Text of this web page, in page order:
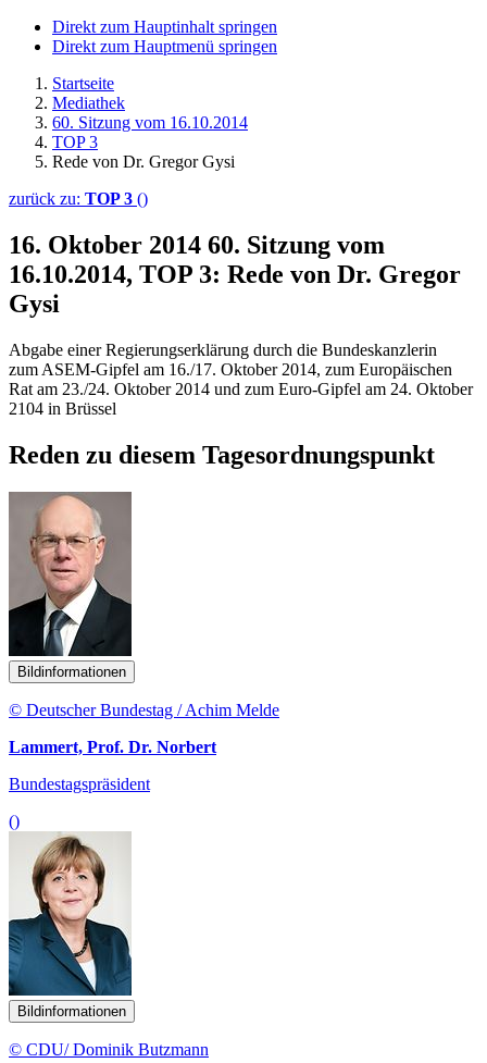
Direkt zum Hauptinhalt springen
Direkt zum Hauptmenü springen
Startseite
Mediathek
60. Sitzung vom 16.10.2014
TOP 3
Rede von Dr. Gregor Gysi
zurück zu: TOP 3 ()
16. Oktober 2014 60. Sitzung vom
16.10.2014, TOP 3: Rede von Dr. Gregor
Gysi
Abgabe einer Regierungserklärung durch die Bundeskanzlerin
zum ASEM-Gipfel am 16./17. Oktober 2014, zum Europäischen
Rat am 23./24. Oktober 2014 und zum Euro-Gipfel am 24. Oktober
2104 in Brüssel
Reden zu diesem Tagesordnungspunkt
Bildinformationen
© Deutscher Bundestag / Achim Melde
Lammert, Prof. Dr. Norbert
Bundestagspräsident
()
Bildinformationen
© CDU/ Dominik Butzmann